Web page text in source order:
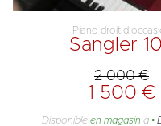
Piano droit
Sangler
2 000 €
1 500 €
Disponible en magasin à